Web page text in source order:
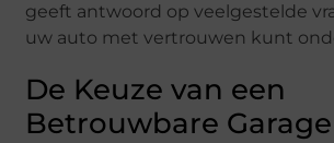
geeft antwoord op veelgestelde
uw auto met vertrouwen kunt
De Keuze van een
Betrouwbare Garage